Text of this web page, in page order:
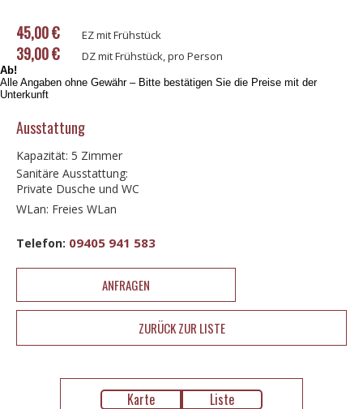
45,00 € EZ mit Frühstück
39,00 € DZ mit Frühstück, pro Person
Ab!
Alle Angaben ohne Gewähr – Bitte bestätigen Sie die Preise mit der
Unterkunft
Ausstattung
Kapazität: 5 Zimmer
Sanitäre Ausstattung:
Private Dusche und WC
WLan: Freies WLan
Telefon: 09405 941 583
ANFRAGEN
ZURÜCK ZUR LISTE
Karte Liste